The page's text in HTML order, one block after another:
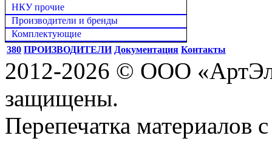
НКУ прочие
Производители и бренды
Комплектующие
380 ПРОИЗВОДИТЕЛИ Документация Контакты
2012-2026 © ООО
защищены.
Перепечатка материалов